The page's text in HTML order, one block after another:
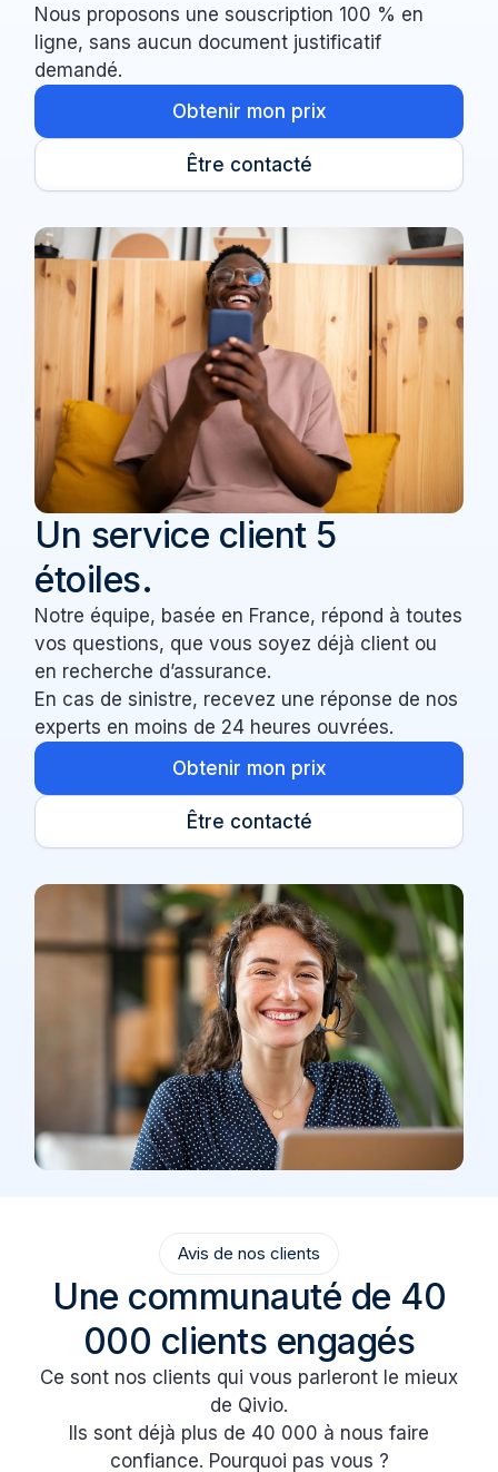
Nous proposons une souscription 100 % en
ligne, sans aucun document justificatif
demandé.
Obtenir mon prix
Être contacté
Un service client 5
étoiles.
Notre équipe, basée en France, répond à toutes
vos questions, que vous soyez déjà client ou
en recherche d’assurance.
En cas de sinistre, recevez une réponse de nos
experts en moins de 24 heures ouvrées.
Obtenir mon prix
Être contacté
Avis de nos clients
Une communauté de 40
000 clients engagés
Ce sont nos clients qui vous parleront le mieux
de Qivio.
Ils sont déjà plus de 40 000 à nous faire
confiance. Pourquoi pas vous ?